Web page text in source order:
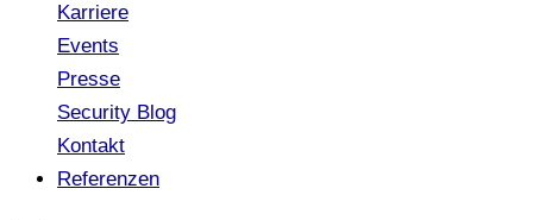
Karriere
Events
Presse
Security Blog
Kontakt
Referenzen